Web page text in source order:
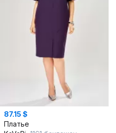
87.15 $
Платье